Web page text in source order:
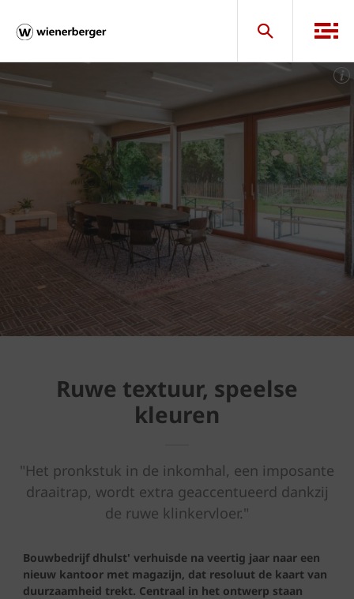
Ruwe textuur, speelse
kleuren
"Het pronkstuk in de inkomhal, een imposante
draaitrap, wordt extra geaccentueerd dankzij
de ruwe klinkervloer."
Bouwbedrijf dhulst' verhuisde na veertig jaar naar een
nieuw kantoor met magazijn, dat resoluut de kaart van
duurzaamheid trekt. Centraal in het ontwerp staan